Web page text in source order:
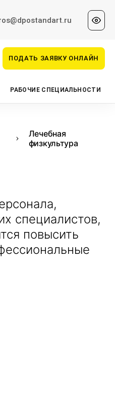
ПОДАТЬ ЗАЯВКУ ОНЛАЙН
РАБОЧИЕ СПЕЦИАЛЬНОСТИ
Лечебная
физкультура
специалистов,
повысить